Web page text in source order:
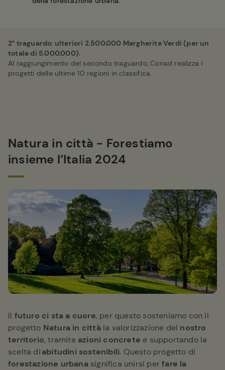
2° traguardo: ulteriori 2.500.000 Margherite Verdi (per un
totale di 5.000.000).
Al raggiungimento del secondo traguardo, Conad realizza i
progetti delle ultime 10 regioni in classifica.
Natura in città - Forestiamo
insieme l’Italia 2024
Il futuro ci sta a cuore, per questo sosteniamo con il
progetto Natura in città la valorizzazione del nostro
territorio, tramite azioni concrete e supportando la
scelta diabitudini sostenibili. Questo progetto di
forestazione urbanasignifica unirsi perfare la